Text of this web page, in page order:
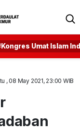
Umat Islam
, 08 May 2021, 23:00 WIB